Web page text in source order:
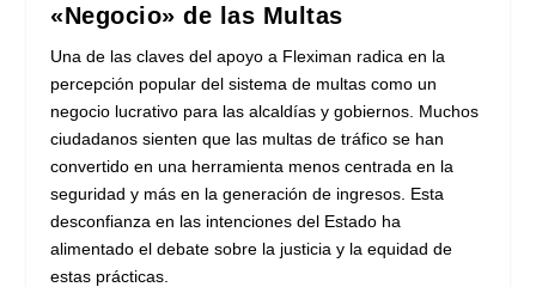
«Negocio» de las Multas
Una de las claves del apoyo a Fleximan radica en la
percepción popular del sistema de multas como un
negocio lucrativo para las alcaldías y gobiernos. Muchos
ciudadanos sienten que las multas de tráfico se han
convertido en una herramienta menos centrada en la
seguridad y más en la generación de ingresos. Esta
desconfianza en las intenciones del Estado ha
alimentado el debate sobre la justicia y la equidad de
estas prácticas.